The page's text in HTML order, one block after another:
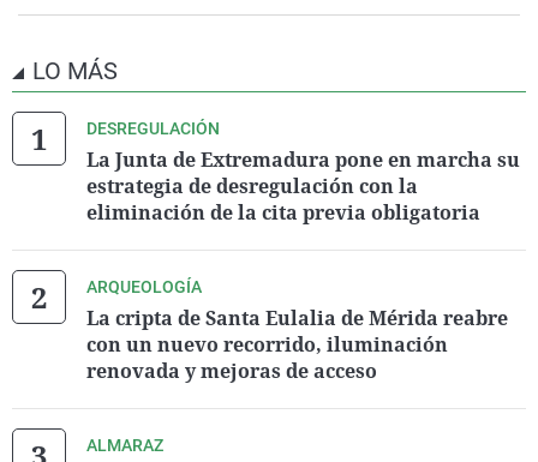
LO MÁS
DESREGULACIÓN
La Junta de Extremadura pone en marcha su
estrategia de desregulación con la
eliminación de la cita previa obligatoria
ARQUEOLOGÍA
La cripta de Santa Eulalia de Mérida reabre
con un nuevo recorrido, iluminación
renovada y mejoras de acceso
ALMARAZ